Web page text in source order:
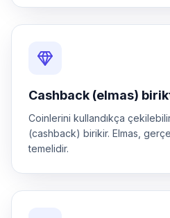
Cashback (elmas)
Coinlerini kullandıkça
(cashback) birikir. Elmas,
temelidir.